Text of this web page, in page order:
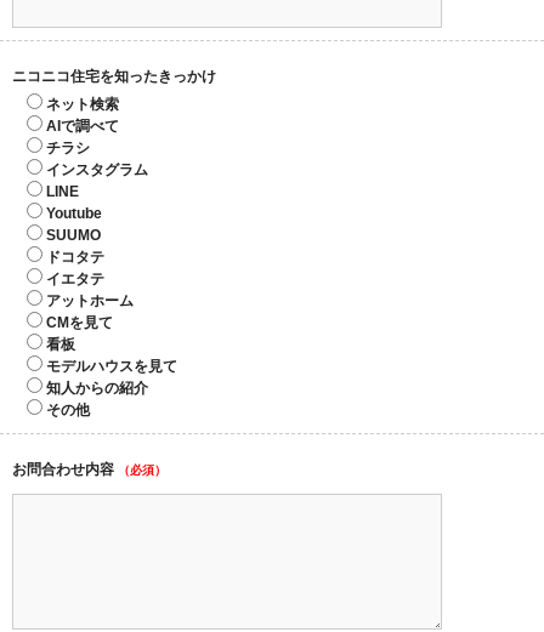
ニコニコ住宅を知ったきっかけ
ネット検索
AIで調べて
チラシ
インスタグラム
LINE
Youtube
SUUMO
ドコタテ
イエタテ
アットホーム
CMを見て
看板
モデルハウスを見て
知人からの紹介
その他
お問合わせ内容 （必須）